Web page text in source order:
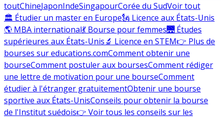
toutChineJaponIndeSingapourCorée du SudVoir tout
🏛 Étudier un master en Europe🗽 Licence aux États-Unis
🌎 MBA international💃 Bourse pour femmes🌉 Études
supérieures aux États-Unis🔬 Licence en STEM👉 Plus de
bourses sur educations.comComment obtenir une
bourseComment postuler aux boursesComment rédiger
une lettre de motivation pour une bourseComment
étudier à l'étranger gratuitementObtenir une bourse
sportive aux États-UnisConseils pour obtenir la bourse
de l'Institut suédois👉 Voir tous les conseils sur les